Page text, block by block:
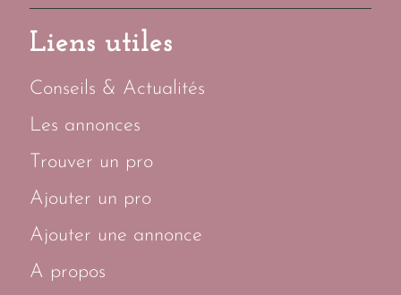
Liens utiles
Conseils & Actualités
Les annonces
Trouver un pro
Ajouter un pro
Ajouter une annonce
A propos